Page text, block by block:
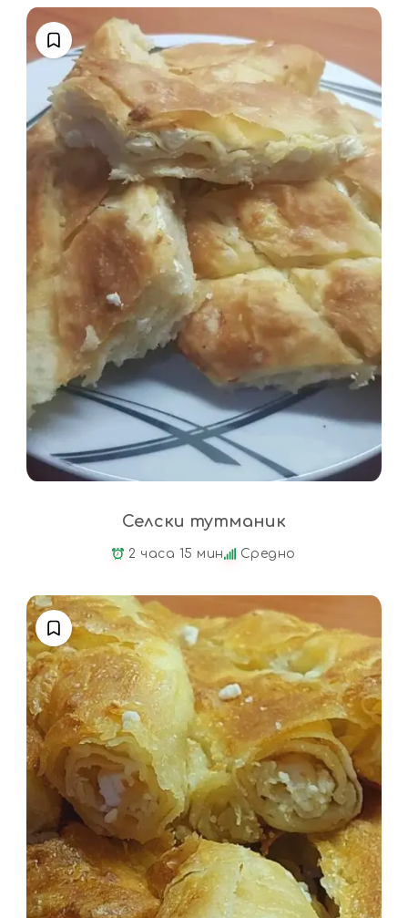
Селски тутманик
2 часа 15 мин Средно